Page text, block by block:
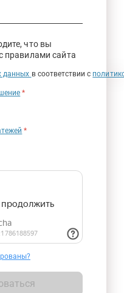
что вы
правилами сайта
данных в соответствии с
*
*